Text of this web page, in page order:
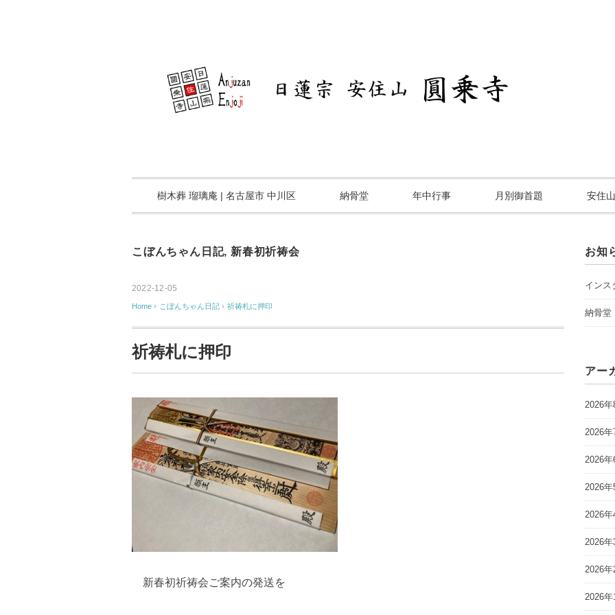
樹木葬 瑠璃庵 | 名古屋市 中川区 納骨堂 年中行事 月別御首題 安住
こぼんちゃん日記, 新春初祈祷会
2022-12-05
Home › こぼんちゃん日記 › 祈祷札に押印
祈祷札に押印
新春初祈祷会ご案内の発送を
お知
インス
納骨堂
アー
2026年
2026年
2026年
2026年
2026年
2026年
2026年
2026年